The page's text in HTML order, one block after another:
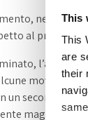
This
This
are
their
nel
al principio
l’avviso
un secondo
maggior